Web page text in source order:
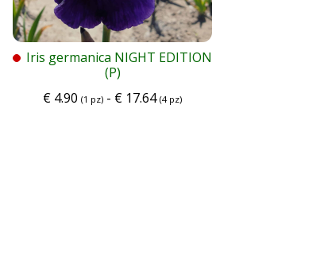
Iris germanica NIGHT EDITION
(P)
€ 4.90 (1 pz) - € 17.64 (4 pz)